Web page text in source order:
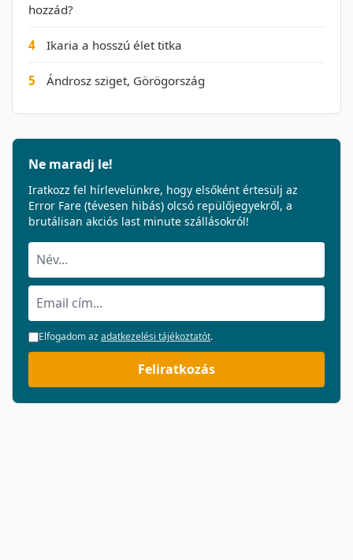
hozzád?
4 Ikaria a hosszú élet titka
5 Ándrosz sziget, Görögország
Ne maradj le!
Iratkozz fel hírlevelünkre, hogy elsőként értesülj az
Error Fare (tévesen hibás) olcsó repülőjegyekről, a
brutálisan akciós last minute szállásokról!
Elfogadom azadatkezelési tájékoztatót.
Feliratkozás